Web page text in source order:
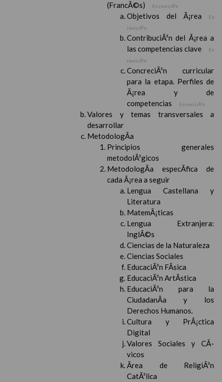
(FrancÃ©s) En revisiÃ³n
Objetivos del Ã¡rea
En
revisiÃ³n
ContribuciÃ³n del Ã¡rea a
las competencias clave
En
revisiÃ³n
ConcreciÃ³n curricular
para la etapa. Perfiles de
Ã¡rea y de
competencias
En revisiÃ³n
Valores y temas transversales a
desarrollar
MetodologÃ­a
Principios generales
metodolÃ³gicos
MetodologÃ­a especÃ­fica de
cada Ã¡rea a seguir
Lengua Castellana y
Literatura
MatemÃ¡ticas
Lengua Extranjera:
InglÃ©s
Ciencias de la Naturaleza
Ciencias Sociales
EducaciÃ³n FÃ­sica
EducaciÃ³n ArtÃ­stica
EducaciÃ³n para la
CiudadanÃ­a y los
Derechos Humanos.
Cultura y PrÃ¡ctica
Digital
Valores Sociales y CÃ­
vicos
Ãrea de ReligiÃ³n
CatÃ³lica